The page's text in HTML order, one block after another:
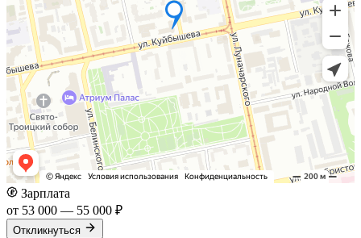
Зарплата
от 53 000 — 55 000 ₽
Откликнуться